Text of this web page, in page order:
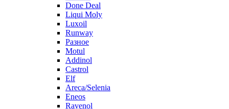
Done Deal
Liqui Moly
Luxoil
Runway
Разное
Motul
Addinol
Castrol
Elf
Areca/Selenia
Eneos
Ravenol